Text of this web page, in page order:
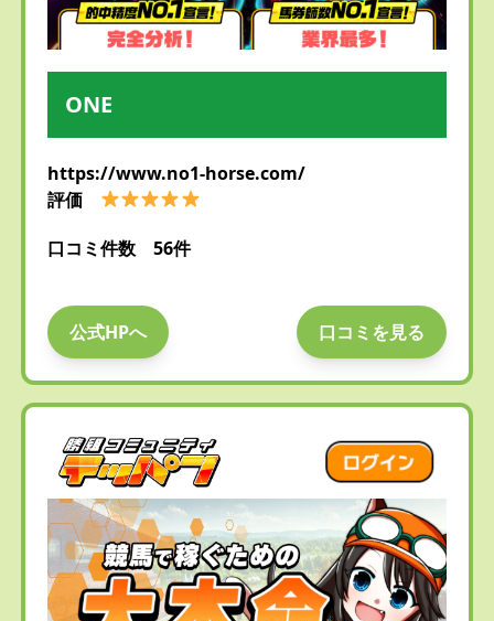
ONE
https://www.no1-horse.com/
評価
口コミ件数 56件
公式HPへ 口コミを見る